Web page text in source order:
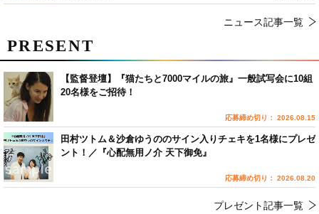
ニュース記事一覧
PRESENT
【監督登壇】『猫たちと7000マイルの旅』一般試写会に10組
20名様をご招待！
応募締め切り： 2026.08.15
田村ツトム＆沙倉ゆうののサイン入りチェキを1名様にプレゼ
ント！／『心配無用ノ介 天下御免』
応募締め切り： 2026.08.20
プレゼント記事一覧